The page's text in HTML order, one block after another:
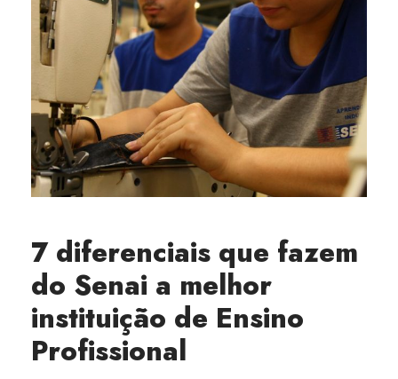
7 diferenciais que fazem
do Senai a melhor
instituição de Ensino
Profissional